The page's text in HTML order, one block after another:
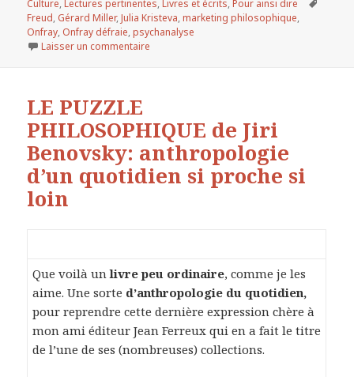
le
Culture, Lectures pertinentes, Livres et écrits, Pour ainsi dire
Freud, Gérard Miller,Julia Kristeva,marketing philosophique,
Onfray, Onfray défraie,psychanalyse
Laisser un commentaire
LE PUZZLE
PHILOSOPHIQUE de Jiri
Benovsky: anthropologie
d’un quotidien si proche si
loin
Que voilà unlivre peu ordinaire, comme je les
aime. Une sorte d’anthropologie du quotidien,
pour reprendre cette dernière expression chère à
mon ami éditeur Jean Ferreux qui en a fait le titre
de l’une de ses (nombreuses) collections.